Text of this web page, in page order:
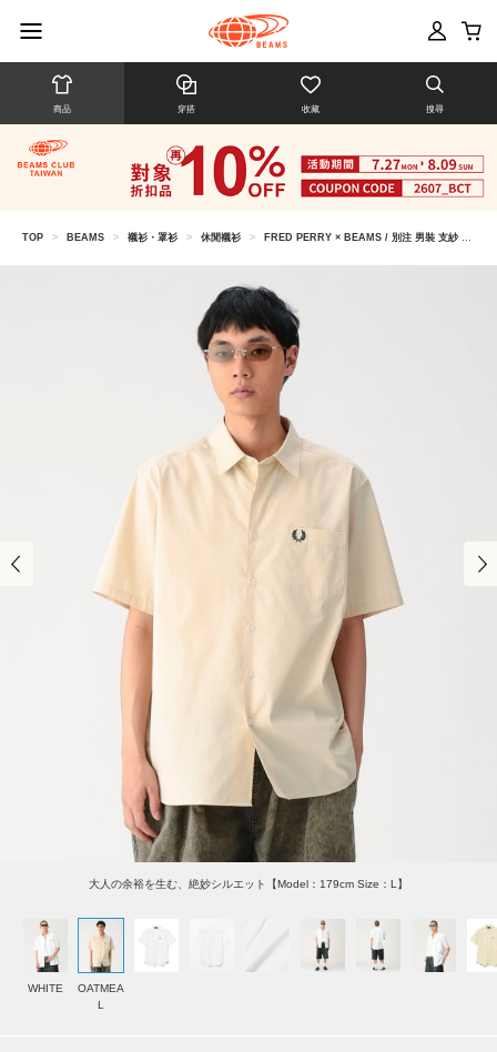
商品 穿搭 收藏 搜尋
TOP > BEAMS > 襯衫・罩衫 > 休閒襯衫 > FRED PERRY × BEAMS / 別注 男裝 支紗 短袖 襯衫
大人の余裕を生む、絶妙シルエット【Model：179cm Size：L】
WHITE
OATMEA
L